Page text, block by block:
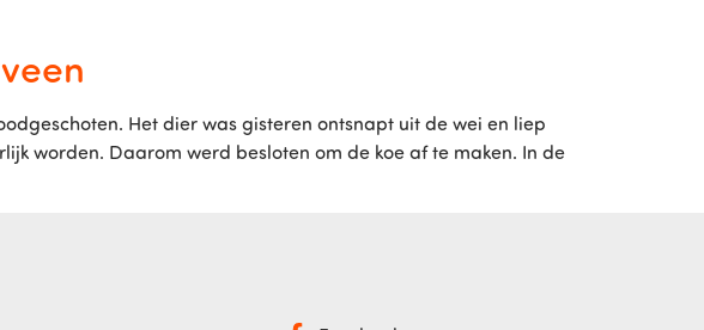
Het dier was gisteren ontsnapt uit de wei en liep
worden. Daarom werd besloten om de koe af te maken. In de